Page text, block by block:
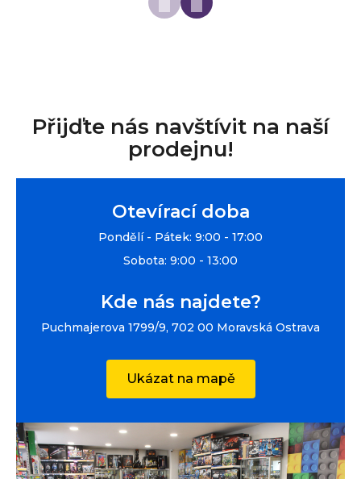
Přijďte nás navštívit na naší
prodejnu!
Otevírací doba
Pondělí - Pátek: 9:00 - 17:00
Sobota: 9:00 - 13:00
Kde nás najdete?
Puchmajerova 1799/9, 702 00 Moravská Ostrava
Ukázat na mapě